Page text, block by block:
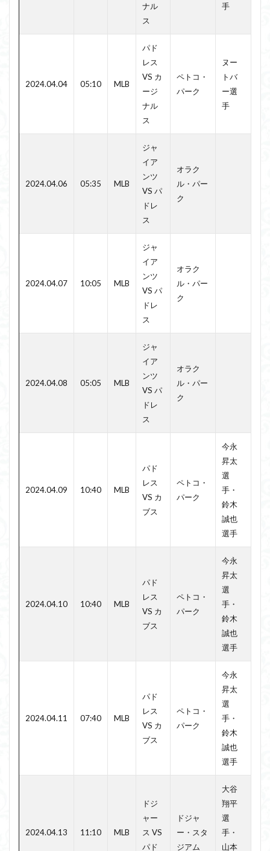
ナル
ス
手
2024.04.04 05:10 MLB
パド
レス
VS カ
ージ
ナル
ス
ペトコ・
パーク
ヌー
トバ
ー選
手
2024.04.06 05:35 MLB
ジャ
イア
ンツ
VS パ
ドレ
ス
オラク
ル・パー
ク
2024.04.07 10:05 MLB
ジャ
イア
ンツ
VS パ
ドレ
ス
オラク
ル・パー
ク
2024.04.08 05:05 MLB
ジャ
イア
ンツ
VS パ
ドレ
ス
オラク
ル・パー
ク
2024.04.09 10:40 MLB
パド
レス
VS カ
ブス
ペトコ・
パーク
今永
昇太
選
手・
鈴木
誠也
選手
2024.04.10 10:40 MLB
パド
レス
VS カ
ブス
ペトコ・
パーク
今永
昇太
選
手・
鈴木
誠也
選手
2024.04.11 07:40 MLB
パド
レス
VS カ
ブス
ペトコ・
パーク
今永
昇太
選
手・
鈴木
誠也
選手
2024.04.13 11:10 MLB
ドジ
ャー
ス VS
パド
ドジャ
ー・スタ
ジアム
大谷
翔平
選
手・
山本